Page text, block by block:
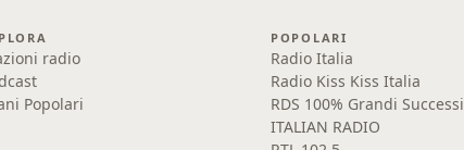
radio
Popolari
POPOLARI
Radio Italia
Radio Kiss Kiss Italia
RDS 100% Grandi Successi
ITALIAN RADIO